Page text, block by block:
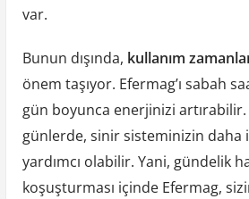
var.
Bunun dışında, kullanım
önem taşıyor. Efermag’ı sabah
gün boyunca enerjinizi
günlerde, sinir sisteminizin daha
yardımcı olabilir. Yani, gündelik
koşuşturması içinde Efermag,